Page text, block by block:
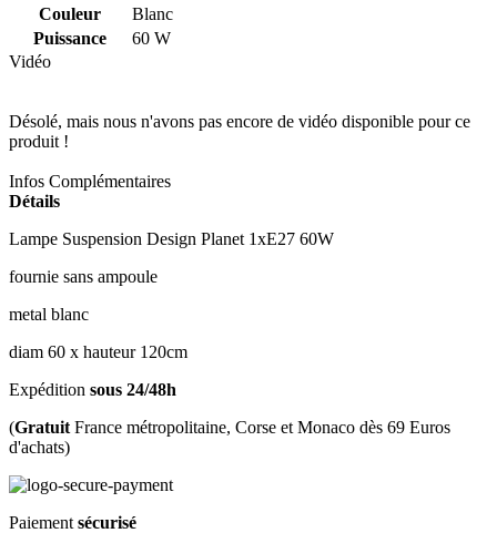
Couleur
Blanc
Puissance
60 W
Vidéo
Désolé, mais nous n'avons pas encore de vidéo disponible pour ce
produit !
Infos Complémentaires
Détails
Lampe Suspension Design Planet 1xE27 60W
fournie sans ampoule
metal blanc
diam 60 x hauteur 120cm
Expédition sous 24/48h
(Gratuit France métropolitaine, Corse et Monaco dès 69 Euros
d'achats)
Paiement sécurisé